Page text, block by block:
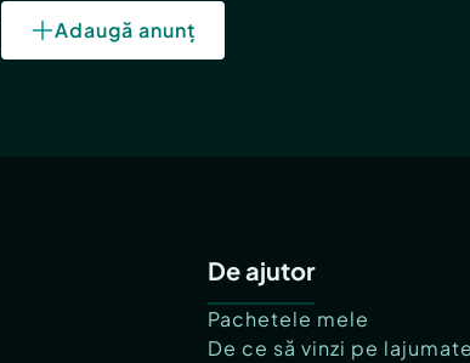
Adaugă anunț
De ajutor
Pachetele mele
De ce să vinzi pe